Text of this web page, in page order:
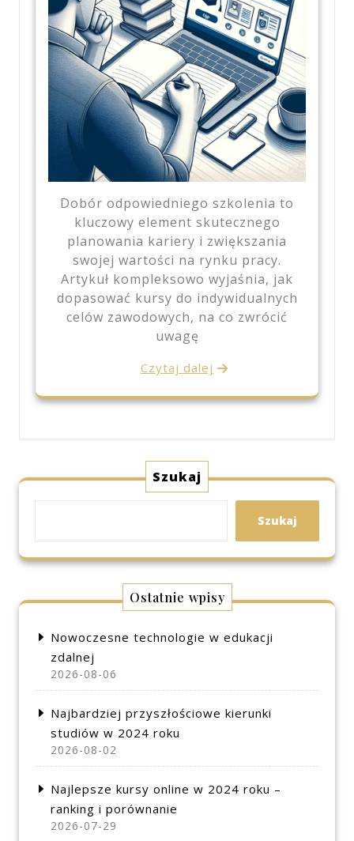
Dobór odpowiedniego szkolenia to
kluczowy element skutecznego
planowania kariery i zwiększania
swojej wartości na rynku pracy.
Artykuł kompleksowo wyjaśnia, jak
dopasować kursy do indywidualnych
celów zawodowych, na co zwrócić
uwagę
Czytaj dalej
Szukaj
Szukaj
Ostatnie wpisy
Nowoczesne technologie w edukacji
zdalnej
2026-08-06
Najbardziej przyszłościowe kierunki
studiów w 2024 roku
2026-08-02
Najlepsze kursy online w 2024 roku –
ranking i porównanie
2026-07-29